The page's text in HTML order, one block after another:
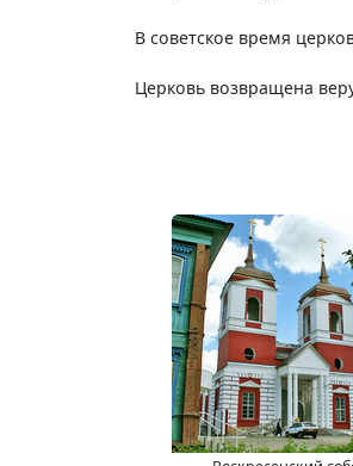
В советское время
Церковь возвращена